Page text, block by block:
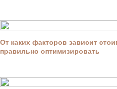
От каких факторов зависит
правильно оптимизировать